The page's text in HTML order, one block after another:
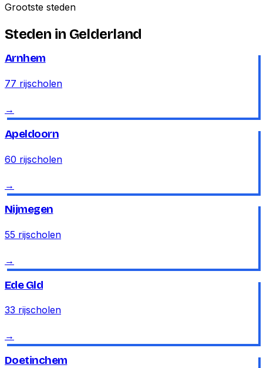
Grootste steden
Steden in Gelderland
Arnhem
77 rijscholen
→
Apeldoorn
60 rijscholen
→
Nijmegen
55 rijscholen
→
Ede Gld
33 rijscholen
→
Doetinchem